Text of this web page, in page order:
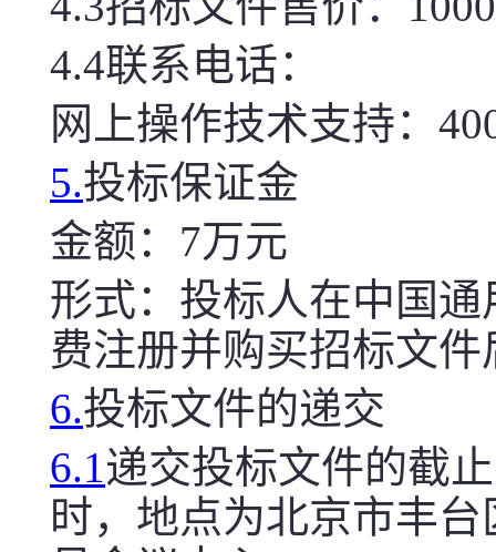
4.4联系电话：
网上操作技术支持：
5.投标保证金
金额： 7万元
形式： 投标人在中国通
费注册并购买招标文
6.投标文件的递交
6.1递交投标文件的截
时，地点为北京市丰